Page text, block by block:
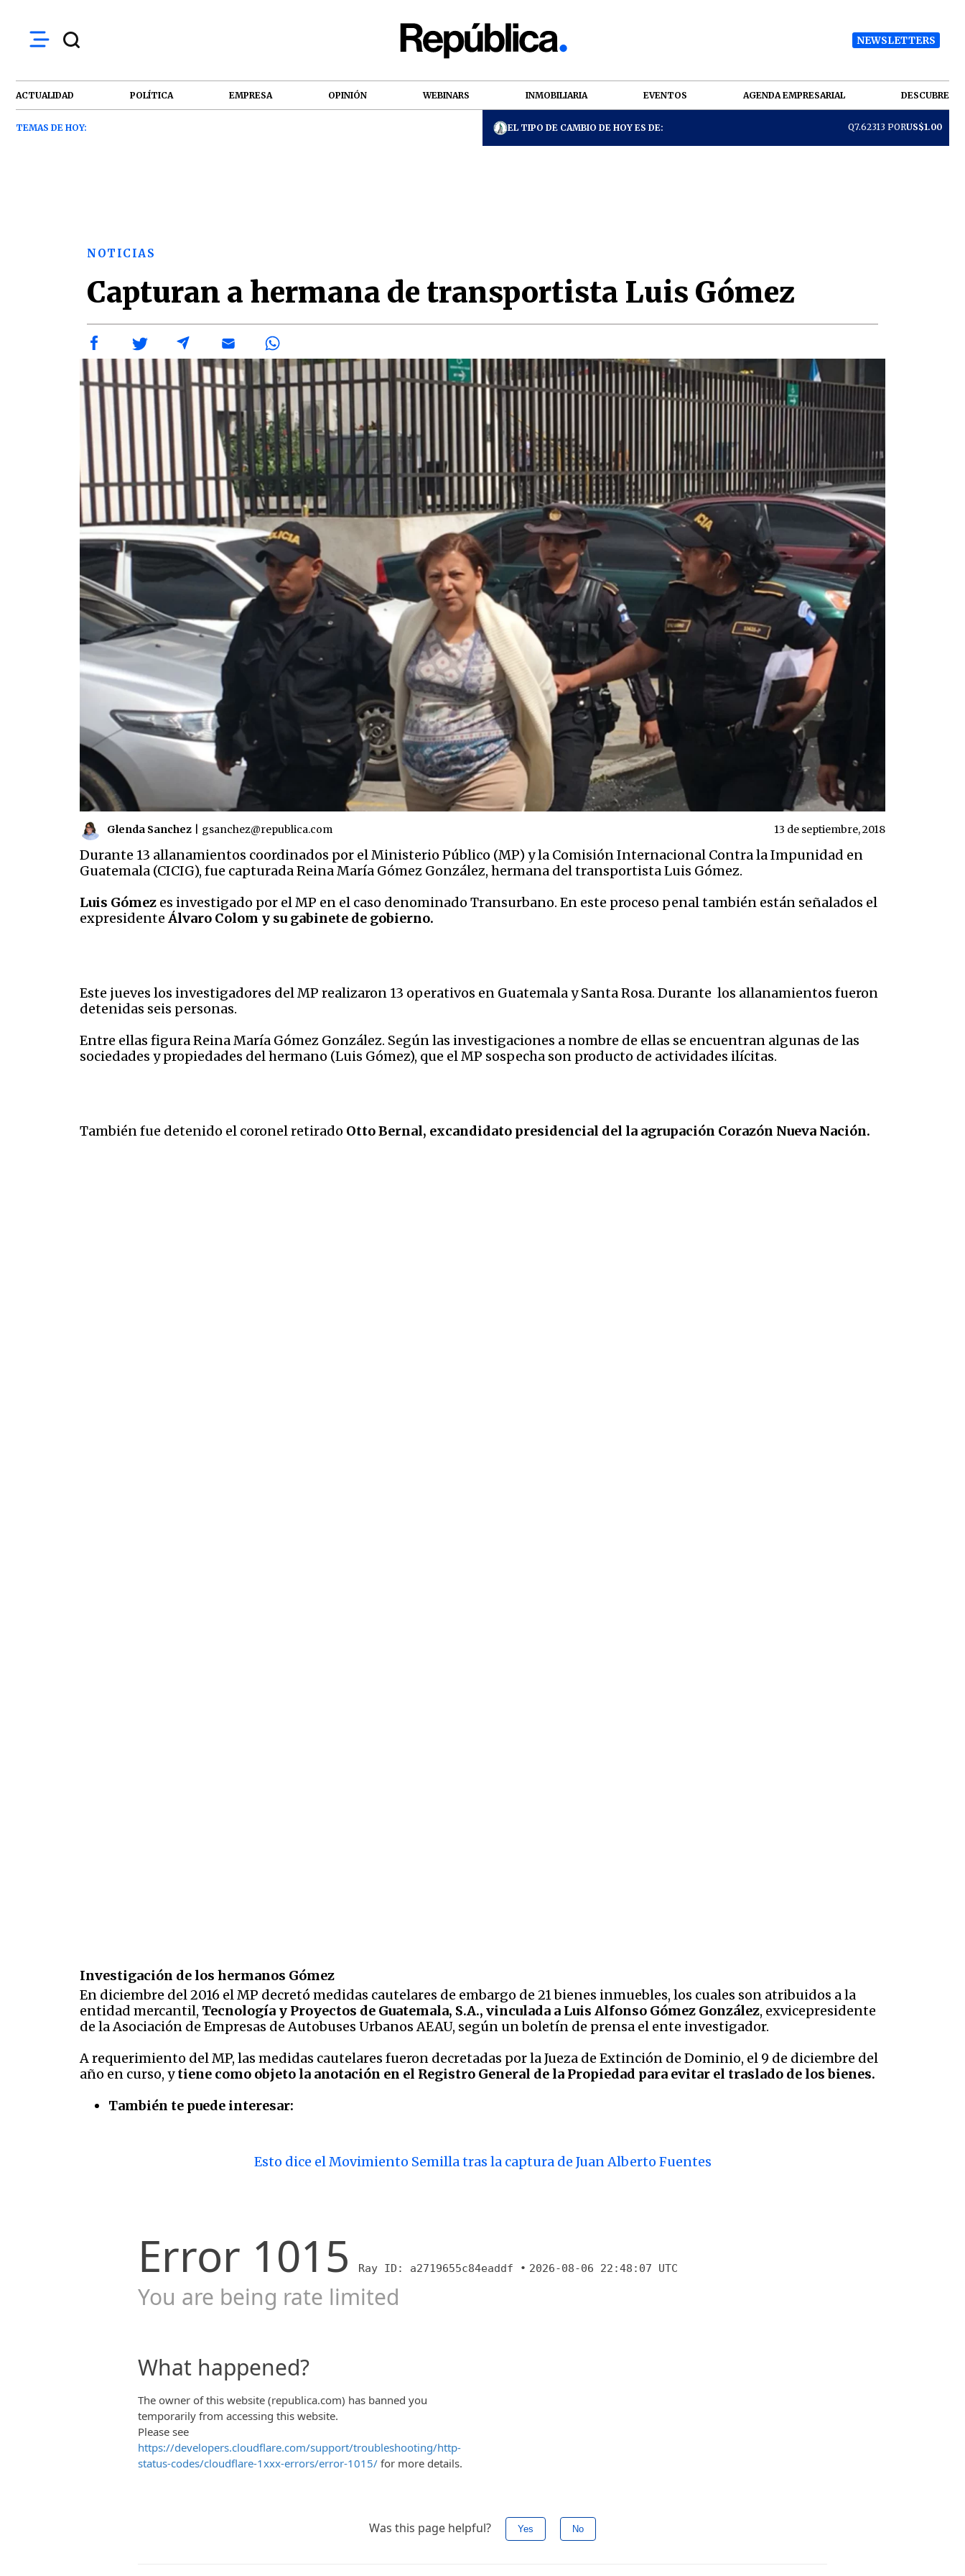
NEWSLETTERS
ACTUALIDAD POLÍTICA EMPRESA OPINIÓN WEBINARS INMOBILIARIA EVENTOS AGENDA EMPRESARIAL DESCUBRE
TEMAS DE HOY: EL TIPO DE CAMBIO DE HOY ES DE: Q7.62313 PORUS$1.00
NOTICIAS
Capturan a hermana de transportista Luis Gómez
Glenda Sanchez gsanchez@republica.com 13 de septiembre, 2018
Durante 13 allanamientos coordinados por el Ministerio Público (MP) y la Comisión Internacional Contra la Impunidad en
Guatemala (CICIG), fue capturada Reina María Gómez González, hermana del transportista Luis Gómez.
Luis Gómez es investigado por el MP en el caso denominado Transurbano. En este proceso penal también están señalados el
expresidente Álvaro Colom y su gabinete de gobierno.
Este jueves los investigadores del MP realizaron 13 operativos en Guatemala y Santa Rosa. Durante los allanamientos fueron
detenidas seis personas.
Entre ellas figura Reina María Gómez González. Según las investigaciones a nombre de ellas se encuentran algunas de las
sociedades y propiedades del hermano (Luis Gómez), que el MP sospecha son producto de actividades ilícitas.
También fue detenido el coronel retirado Otto Bernal, excandidato presidencial del la agrupación Corazón Nueva Nación.
Investigación de los hermanos Gómez
En diciembre del 2016 el MP decretó medidas cautelares de embargo de 21 bienes inmuebles, los cuales son atribuidos a la
entidad mercantil, Tecnología y Proyectos de Guatemala, S.A., vinculada a Luis Alfonso Gómez González, exvicepresidente
de la Asociación de Empresas de Autobuses Urbanos AEAU, según un boletín de prensa el ente investigador.
A requerimiento del MP, las medidas cautelares fueron decretadas por la Jueza de Extinción de Dominio, el 9 de diciembre del
año en curso, ytiene como objeto la anotación en el Registro General de la Propiedad para evitar el traslado de los bienes.
También te puede interesar:
Esto dice el Movimiento Semilla tras la captura de Juan Alberto Fuentes